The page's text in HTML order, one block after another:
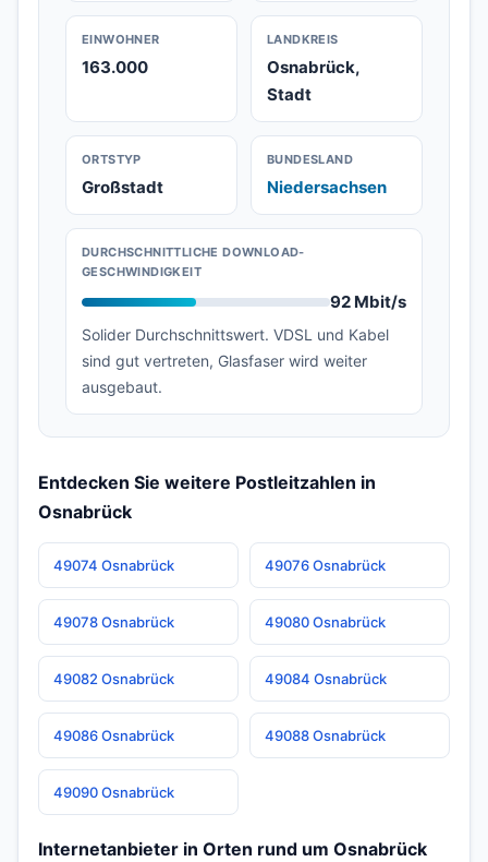
EINWOHNER
163.000
LANDKREIS
Osnabrück,
Stadt
ORTSTYP
Großstadt
BUNDESLAND
Niedersachsen
DURCHSCHNITTLICHE DOWNLOAD-
GESCHWINDIGKEIT
92 Mbit/s
Solider Durchschnittswert. VDSL und Kabel
sind gut vertreten, Glasfaser wird weiter
ausgebaut.
Entdecken Sie weitere Postleitzahlen in
Osnabrück
49074 Osnabrück 49076 Osnabrück
49078 Osnabrück 49080 Osnabrück
49082 Osnabrück 49084 Osnabrück
49086 Osnabrück 49088 Osnabrück
49090 Osnabrück
Internetanbieter in Orten rund um Osnabrück